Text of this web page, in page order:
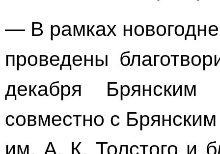
— В рамках
проведены
декабря Брянским
совместно с
им. А. К. Толстого и